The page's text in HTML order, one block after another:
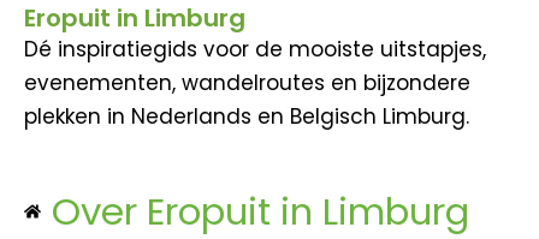
Eropuit in Limburg
Dé inspiratiegids voor de mooiste uitstapjes,
evenementen, wandelroutes en bijzondere
plekken in Nederlands en Belgisch Limburg.
Over Eropuit in Limburg